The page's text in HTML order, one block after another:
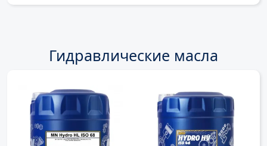
Гидравлические масла